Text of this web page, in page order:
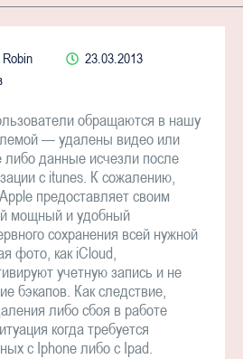
23.03.2013
обращаются в нашу
— удалены видео или
либо данные исчезли после
с itunes. К сожалению,
предоставляет своим
мощный и удобный
сохранения всей нужной
фото, как iCloud,
учетную запись и не
бэкапов. Как следствие,
либо сбоя в работе
когда требуется
с Iphone либо с Ipad.